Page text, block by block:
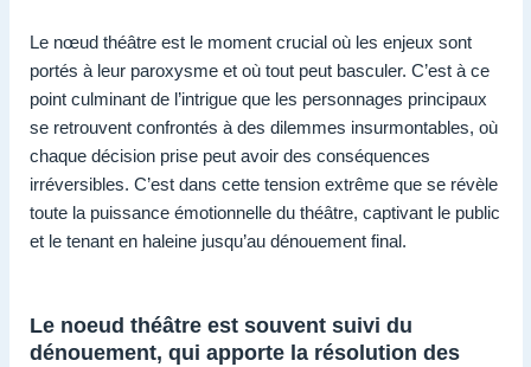
Le nœud théâtre est le moment crucial où les enjeux sont
portés à leur paroxysme et où tout peut basculer. C’est à ce
point culminant de l’intrigue que les personnages principaux
se retrouvent confrontés à des dilemmes insurmontables, où
chaque décision prise peut avoir des conséquences
irréversibles. C’est dans cette tension extrême que se révèle
toute la puissance émotionnelle du théâtre, captivant le public
et le tenant en haleine jusqu’au dénouement final.
Le noeud théâtre est souvent suivi du
dénouement, qui apporte la résolution des